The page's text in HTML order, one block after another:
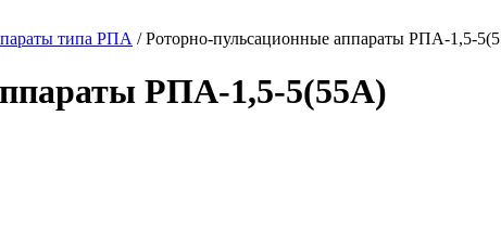
типа РПА /Роторно-пульсационные аппараты РПА-1,5-
РПА-1,5-5(55А)